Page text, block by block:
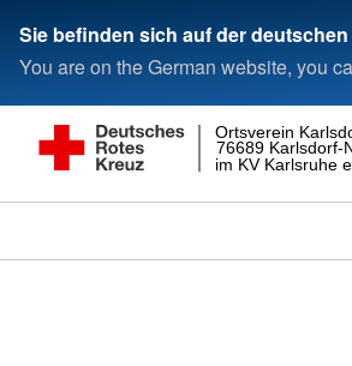
Sie befinden sich auf der
You are on the German website, you
im KV Karlsruhe
76689 Karlsdorf-
Ortsverein